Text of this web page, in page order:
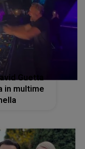
Guetta
in multime